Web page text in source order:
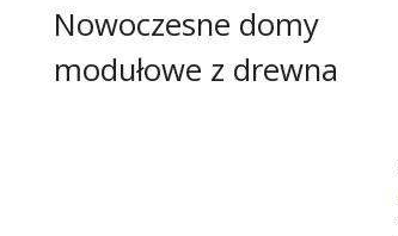
Nowoczesne domy
modułowe z drewna